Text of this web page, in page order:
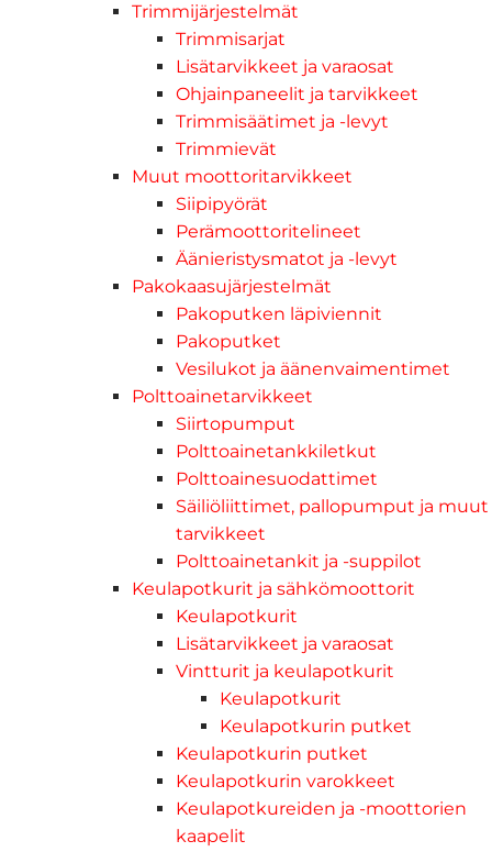
Trimmijärjestelmät
Trimmisarjat
Lisätarvikkeet ja varaosat
Ohjainpaneelit ja tarvikkeet
Trimmisäätimet ja -levyt
Trimmievät
Muut moottoritarvikkeet
Siipipyörät
Perämoottoritelineet
Äänieristysmatot ja -levyt
Pakokaasujärjestelmät
Pakoputken läpiviennit
Pakoputket
Vesilukot ja äänenvaimentimet
Polttoainetarvikkeet
Siirtopumput
Polttoainetankkiletkut
Polttoainesuodattimet
Säiliöliittimet, pallopumput ja muut
tarvikkeet
Polttoainetankit ja -suppilot
Keulapotkurit ja sähkömoottorit
Keulapotkurit
Lisätarvikkeet ja varaosat
Vintturit ja keulapotkurit
Keulapotkurit
Keulapotkurin putket
Keulapotkurin putket
Keulapotkurin varokkeet
Keulapotkureiden ja -moottorien
kaapelit